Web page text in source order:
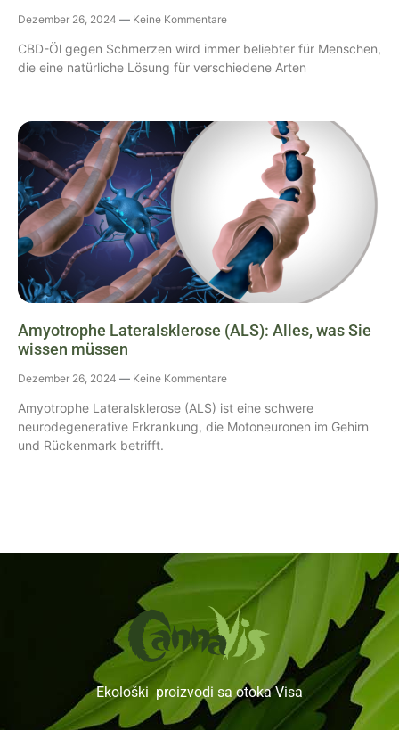
Dezember 26, 2024 Keine Kommentare
CBD-Öl gegen Schmerzen wird immer beliebter für Menschen,
die eine natürliche Lösung für verschiedene Arten
Amyotrophe Lateralsklerose (ALS): Alles, was Sie
wissen müssen
Dezember 26, 2024 Keine Kommentare
Amyotrophe Lateralsklerose (ALS) ist eine schwere
neurodegenerative Erkrankung, die Motoneuronen im Gehirn
und Rückenmark betrifft.
Ekološki proizvodi sa otoka Visa